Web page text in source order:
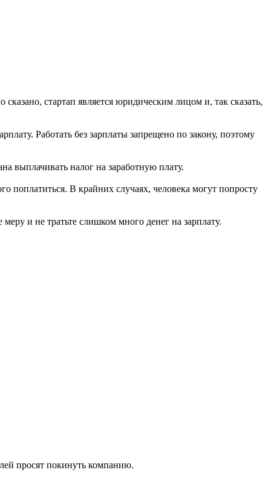
стартап является юридическим лицом и, так сказать,
Работать без зарплаты запрещено по закону, поэтому
выплачивать налог на заработную плату.
поплатиться. В крайних случаях, человека могут попросту
и не тратьте слишком много денег на зарплату.
просят покинуть компанию.